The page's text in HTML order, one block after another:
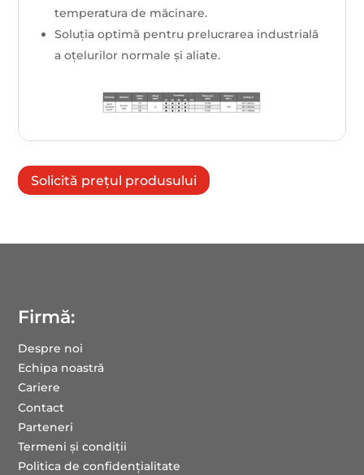
temperatura de măcinare.
Soluția optimă pentru prelucrarea industrială
a oțelurilor normale și aliate.
Solicită prețul produsului
Firmă:
Despre noi
Echipa noastră
Cariere
Contact
Parteneri
Termeni și condiții
Politica de confidențialitate